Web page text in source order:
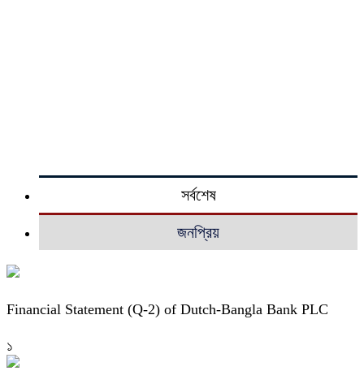
সর্বশেষ
জনপ্রিয়
Financial Statement (Q-2) of Dutch-Bangla Bank PLC
১